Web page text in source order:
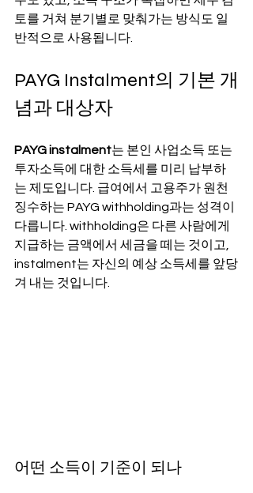
토를 거쳐 분기별로 맞춰가는 방식도 일
반적으로 사용됩니다.
PAYG Instalment의 기본 개
념과 대상자
PAYG instalment는 본인 사업소득 또는
투자소득에 대한 소득세를 미리 납부하
는 제도입니다. 급여에서 고용주가 원천
징수하는 PAYG withholding과는 성격이
다릅니다. withholding은 다른 사람에게
지급하는 금액에서 세금을 떼는 것이고,
instalment는 자신의 예상 소득세를 앞당
겨 내는 것입니다.
어떤 소득이 기준이 되나